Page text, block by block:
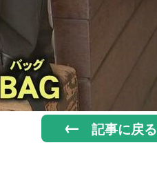
記事に戻る